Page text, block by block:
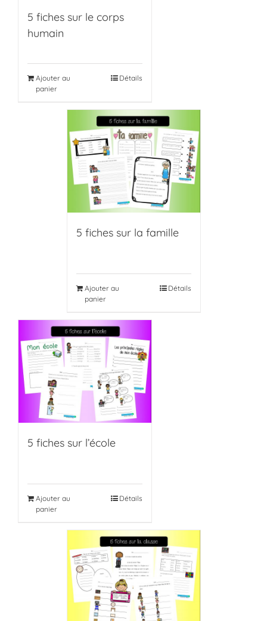
5 fiches sur le corps
humain
Ajouter au
panier
Détails
5 fiches sur la famille
Ajouter au
panier
Détails
5 fiches sur l’école
Ajouter au
panier
Détails